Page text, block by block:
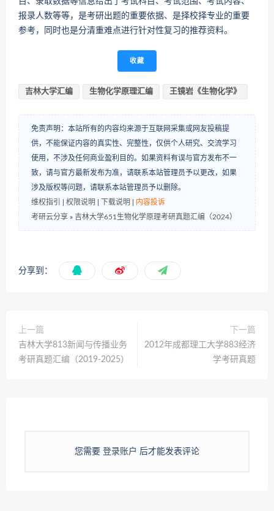
报录人数等等，是考研出题的重要依据、是择校择专业的重要
参考，同时也是分清重难点进行针对性复习的推荐资料。
收藏
吉林大学汇编 生物化学原理汇编 ​王镜岩《生物化学》
免责声明：本站所有的内容均来源于互联网采集或网友投稿提
供，不能保证内容的真实性、完整性，仅供个人研究、交流学习
使用，不涉及任何商业盈利目的。如果资料有误与官方发布不一
致，请与官方最新发布为准，请联系本站管理员予以更改，如果
涉及版权等问题，请联系本站管理员予以删除。
维权指引
权限说明 下载说明
内容投诉
考研云分享 » 吉林大学651生物化学原理考研真题汇编（2024）
分享到：
上一篇
吉林大学813新闻与传播业务
考研真题汇编（2019-2025）
下一篇
2012年成都理工大学883经济
学考研真题
您需要 登录账户 后才能发表评论